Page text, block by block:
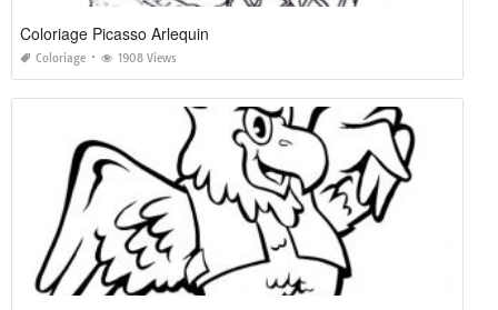
Coloriage Picasso Arlequin
Coloriage 1908 Views